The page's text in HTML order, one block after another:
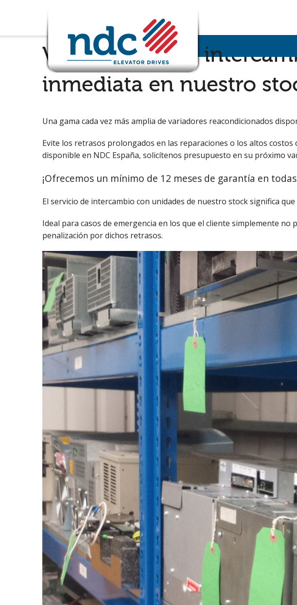
Variadores para
inmediata en nuestro
Una gama cada vez más amplia de variadores reacondicionados
Evite los retrasos prolongados en las reparaciones o los altos
disponible en NDC España, solicítenos presupuesto en su próximo
¡Ofrecemos un mínimo de 12 meses de garantía en
El servicio de intercambio con unidades de nuestro stock significa
Ideal para casos de emergencia en los que el cliente simplemente
penalización por dichos retrasos.